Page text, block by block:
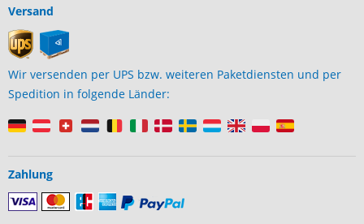
Versand
Wir versenden per UPS bzw. weiteren Paketdiensten und per
Spedition in folgende Länder:
Zahlung